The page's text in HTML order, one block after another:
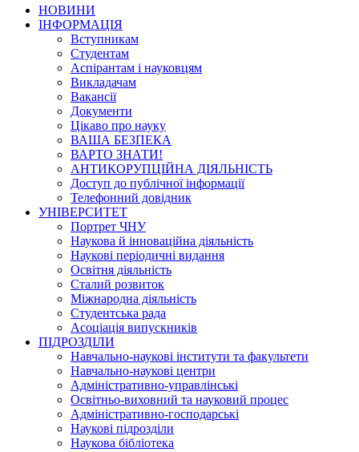
НОВИНИ
ІНФОРМАЦІЯ
Вступникам
Студентам
Аспірантам і науковцям
Викладачам
Вакансії
Документи
Цікаво про науку
ВАША БЕЗПЕКА
ВАРТО ЗНАТИ!
АНТИКОРУПЦІЙНА ДІЯЛЬНІСТЬ
Доступ до публічної інформації
Телефонний довідник
УНІВЕРСИТЕТ
Портрет ЧНУ
Наукова й інноваційна діяльність
Наукові періодичні видання
Освітня діяльність
Сталий розвиток
Міжнародна діяльність
Студентська рада
Асоціація випускників
ПІДРОЗДІЛИ
Навчально-наукові інститути та факультети
Навчально-наукові центри
Адміністративно-управлінські
Освітньо-виховний та науковий процес
Адміністративно-господарські
Наукові підрозділи
Наукова бібліотека